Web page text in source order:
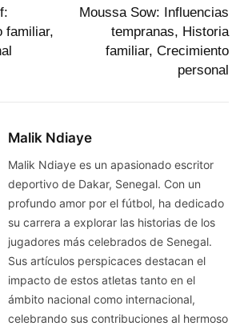
familiar,
Moussa Sow: Influencias
tempranas, Historia
familiar, Crecimiento
personal
Malik Ndiaye
Malik Ndiaye es un apasionado escritor
deportivo de Dakar, Senegal. Con un
profundo amor por el fútbol, ha dedicado
su carrera a explorar las historias de los
jugadores más celebrados de Senegal.
Sus artículos perspicaces destacan el
impacto de estos atletas tanto en el
ámbito nacional como internacional,
celebrando sus contribuciones al hermoso